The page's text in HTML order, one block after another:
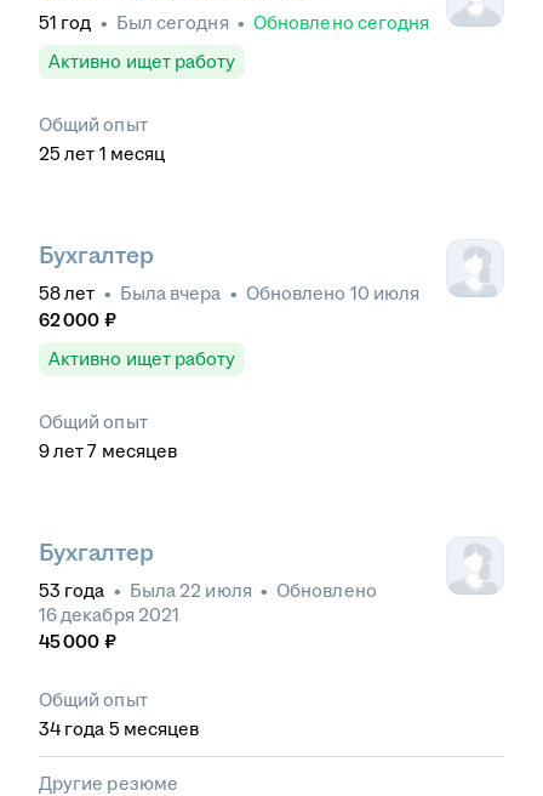
51 год • Был сегодня • Обновлено сегодня
Активно ищет работу
Общий опыт
25 лет 1 месяц
Бухгалтер
58лет • Была вчера • Обновлено 10 июля
62 000 ₽
Активно ищет работу
Общий опыт
9лет 7 месяцев
Бухгалтер
53 года • Была 22 июля • Обновлено
16 декабря 2021
45 000 ₽
Общий опыт
34 года 5 месяцев
Другие резюме